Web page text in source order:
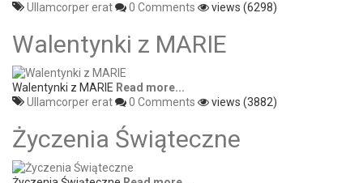
Ullamcorper erat
0 Comments views (6298)
Walentynki z MARIE
Walentynki z MARIE Read more...
Ullamcorper erat
0 Comments views (3882)
Życzenia Świąteczne